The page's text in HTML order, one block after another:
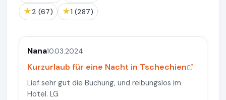
★ 2 (67) ★ 1 (287)
Nana10.03.2024
Kurzurlaub für eine Nacht in Tschechien
Lief sehr gut die Buchung, und reibungslos im
Hotel. LG